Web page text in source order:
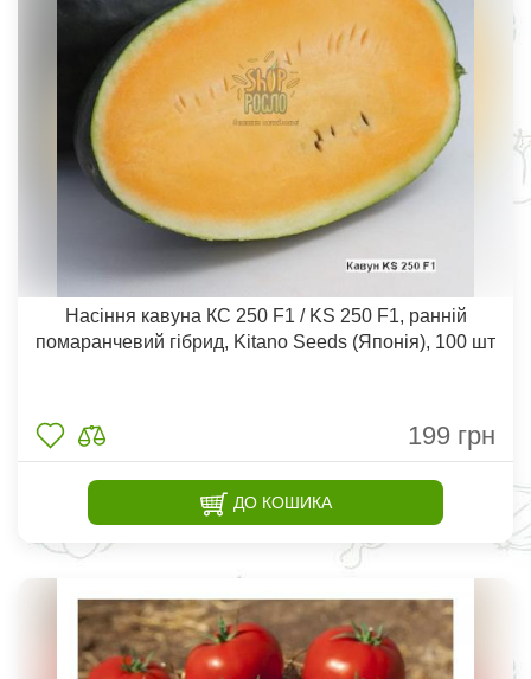
Насіння кавуна КС 250 F1 / KS 250 F1, ранній
помаранчевий гібрид, Kitano Seeds (Японія), 100 шт
199 грн
ДО КОШИКА